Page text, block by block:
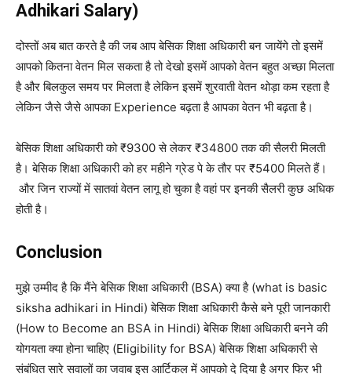
Adhikari Salary)
दोस्तों अब बात करते है की जब आप बेसिक शिक्षा अधिकारी बन जायेंगे तो इसमें
आपको कितना वेतन मिल सकता है तो देखो इसमें आपको वेतन बहुत अच्छा मिलता
है और बिलकुल समय पर मिलता है लेकिन इसमें शुरवाती वेतन थोड़ा कम रहता है
लेकिन जैसे जैसे आपका Experience बढ़ता है आपका वेतन भी बढ़ता है।
बेसिक शिक्षा अधिकारी को ₹9300 से लेकर ₹34800 तक की सैलरी मिलती
है। बेसिक शिक्षा अधिकारी को हर महीने ग्रेड पे के तौर पर ₹5400 मिलते हैं।
और जिन राज्यों में सातवां वेतन लागू हो चुका है वहां पर इनकी सैलरी कुछ अधिक
होती है।
Conclusion
मुझे उम्मीद है कि मैंने बेसिक शिक्षा अधिकारी (BSA) क्या है (what is basic
siksha adhikari in Hindi) बेसिक शिक्षा अधिकारी कैसे बने पूरी जानकारी
(How to Become an BSA in Hindi) बेसिक शिक्षा अधिकारी बनने की
योगयता क्या होना चाहिए (Eligibility for BSA) बेसिक शिक्षा अधिकारी से
संबंधित सारे सवालों का जवाब इस आर्टिकल में आपको दे दिया है अगर फिर भी